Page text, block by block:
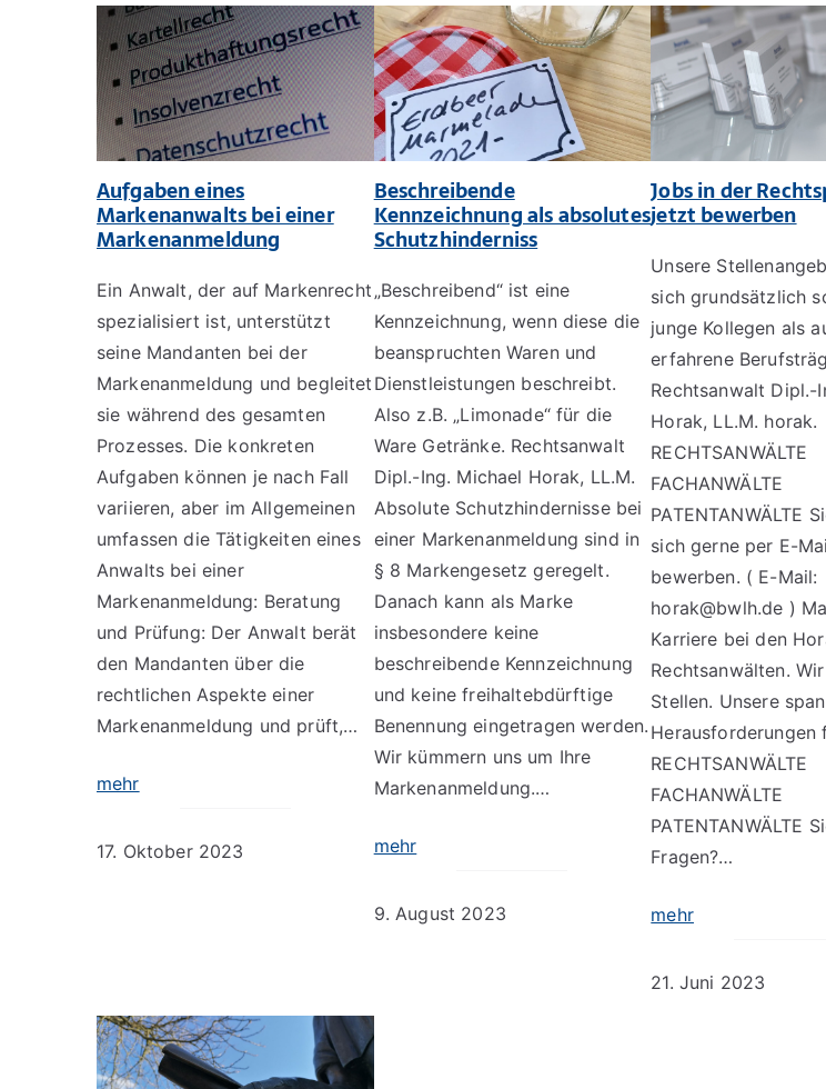
Aufgaben eines
Markenanwalts bei einer
Markenanmeldung
Ein Anwalt, der auf Markenrecht
spezialisiert ist, unterstützt
seine Mandanten bei der
Markenanmeldung und begleitet
sie während des gesamten
Prozesses. Die konkreten
Aufgaben können je nach Fall
variieren, aber im Allgemeinen
umfassen die Tätigkeiten eines
Anwalts bei einer
Markenanmeldung: Beratung
und Prüfung: Der Anwalt berät
den Mandanten über die
rechtlichen Aspekte einer
Markenanmeldung und prüft,…
mehr
17. Oktober 2023
Beschreibende
Kennzeichnung als absolutes
Schutzhinderniss
„Beschreibend“ ist eine
Kennzeichnung, wenn diese die
beanspruchten Waren und
Dienstleistungen beschreibt.
Also z.B. „Limonade“ für die
Ware Getränke. Rechtsanwalt
Dipl.-Ing. Michael Horak, LL.M.
Absolute Schutzhindernisse bei
einer Markenanmeldung sind in
§ 8 Markengesetz geregelt.
Danach kann als Marke
insbesondere keine
beschreibende Kennzeichnung
und keine freihaltebdürftige
Benennung eingetragen werden.
Wir kümmern uns um Ihre
Markenanmeldung.…
mehr
9. August 2023
Jobs in der
jetzt bewerben
Unsere
sich grundsätzlich
junge Kollegen als
erfahrene
Rechtsanwalt Dipl.-
Horak, LL.M. horak.
RECHTSANWÄLTE
FACHANWÄLTE
PATENTANWÄLTE
sich gerne per E-
bewerben. ( E-Mail:
horak@bwlh.de )
Karriere bei den
Rechtsanwälten.
Stellen. Unsere
Herausforderungen
RECHTSANWÄLTE
FACHANWÄLTE
PATENTANWÄLTE
Fragen?…
mehr
21. Juni 2023